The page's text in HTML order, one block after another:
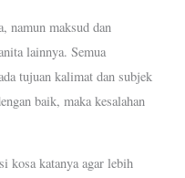
namun maksud dan
lainnya. Semua
tujuan kalimat dan subjek
baik, maka kesalahan
kosa katanya agar lebih